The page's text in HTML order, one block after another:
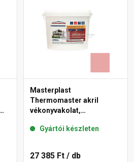
Masterplast
Thermomaster akril
vékonyvakolat,
21-E 25 kg
Gyártói készleten
27 385 Ft / db